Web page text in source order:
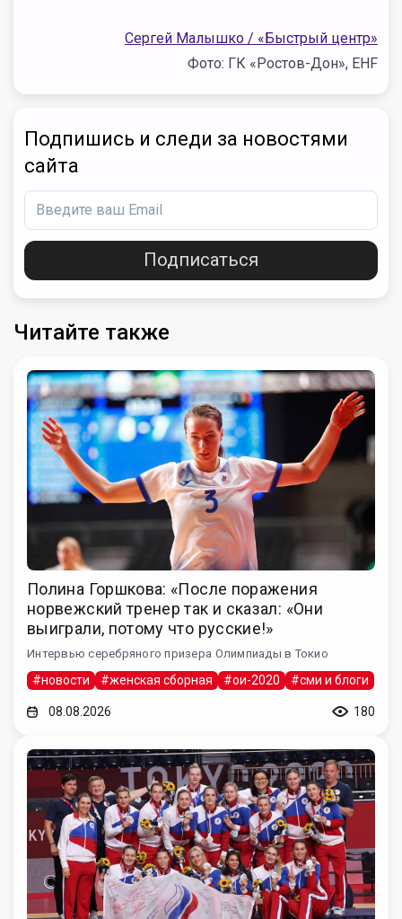
Сергей Малышко / «Быстрый центр»
Фото: ГК «Ростов-Дон», EHF
Подпишись и следи за новостями
сайта
Подписаться
Читайте также
Полина Горшкова: «После поражения
норвежский тренер так и сказал: «Они
выиграли, потому что русские!»
Интервью серебряного призера Олимпиады в Токио
#новости #женская сборная #ои-2020 #сми и блоги
08.08.2026 180